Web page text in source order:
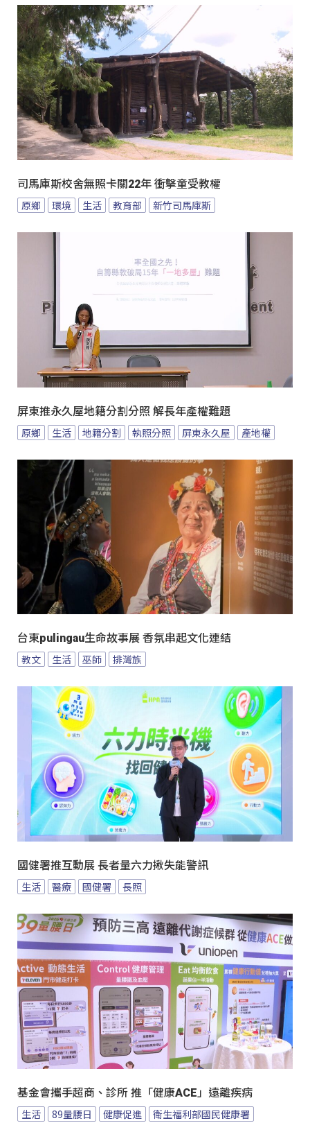
司馬庫斯校舍無照卡關22年 衝擊童受教權
原鄉 環境 生活 教育部 新竹司馬庫斯
屏東推永久屋地籍分割分照 解長年產權難題
原鄉 生活 地籍分割 執照分照 屏東永久屋 產地權
台東pulingau生命故事展 香氛串起文化連結
教文 生活 巫師 排灣族
國健署推互動展 長者量六力揪失能警訊
生活 醫療 國健署 長照
基金會攜手超商、診所 推「健康ACE」遠離疾病
生活 89量腰日 健康促進 衛生福利部國民健康署